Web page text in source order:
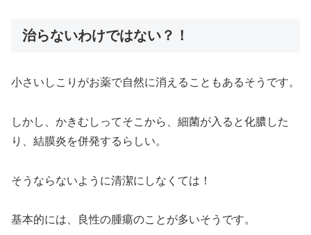
治らないわけではない？！
小さいしこりがお薬で自然に消えることもあるそうです。
しかし、かきむしってそこから、細菌が入ると化膿した
り、結膜炎を併発するらしい。
そうならないように清潔にしなくては！
基本的には、良性の腫瘍のことが多いそうです。